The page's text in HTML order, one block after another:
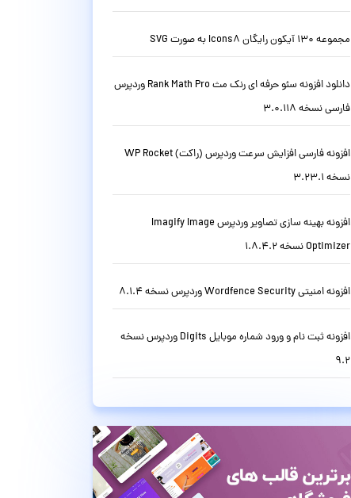
مجموعه 130 آیکون رایگان Icons8 به صورت SVG
دانلود افزونه سئو حرفه ای رنک مث Rank Math Pro وردپرس
فارسی نسخه 3.0.118
افزونه فارسی افزایش سرعت وردپرس (راکت) WP Rocket
نسخه 3.23.1
افزونه بهینه سازی تصاویر وردپرس Imagify Image
Optimizer نسخه 1.8.4.2
افزونه امنیتی Wordfence Security وردپرس نسخه 8.1.4
افزونه ثبت نام و ورود شماره موبایل Digits وردپرس نسخه
9.2